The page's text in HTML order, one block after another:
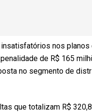
nos
de R$ 165
no segmento de
que totalizam R$